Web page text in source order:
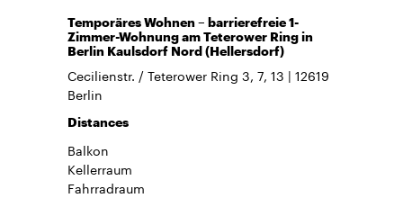
Temporäres Wohnen – barrierefreie 1-
Zimmer-Wohnung am Teterower Ring in
Berlin Kaulsdorf Nord (Hellersdorf)
Cecilienstr. / Teterower Ring 3, 7, 13 12619
Berlin
Distances
Balkon
Kellerraum
Fahrradraum